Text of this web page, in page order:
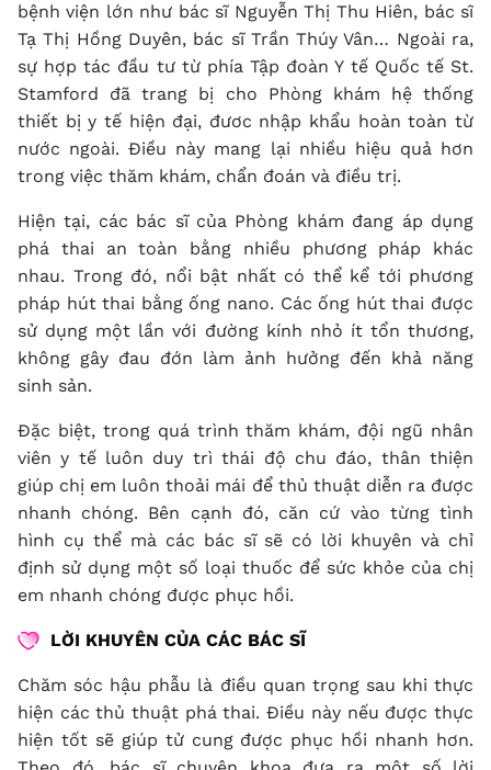
bệnh viện lớn như bác sĩ Nguyễn Thị Thu Hiên, bác sĩ
Tạ Thị Hồng Duyên, bác sĩ Trần Thúy Vân… Ngoài ra,
sự hợp tác đầu tư từ phía Tập đoàn Y tế Quốc tế St.
Stamford đã trang bị cho Phòng khám hệ thống
thiết bị y tế hiện đại, đươc nhập khẩu hoàn toàn từ
nước ngoài. Điều này mang lại nhiều hiệu quả hơn
trong việc thăm khám, chẩn đoán và điều trị.
Hiện tại, các bác sĩ của Phòng khám đang áp dụng
phá thai an toàn bằng nhiều phương pháp khác
nhau. Trong đó, nổi bật nhất có thể kể tới phương
pháp hút thai bằng ống nano. Các ống hút thai được
sử dụng một lần với đường kính nhỏ ít tổn thương,
không gây đau đớn làm ảnh hưởng đến khả năng
sinh sản.
Đặc biệt, trong quá trình thăm khám, đội ngũ nhân
viên y tế luôn duy trì thái độ chu đáo, thân thiện
giúp chị em luôn thoải mái để thủ thuật diễn ra được
nhanh chóng. Bên cạnh đó, căn cứ vào từng tình
hình cụ thể mà các bác sĩ sẽ có lời khuyên và chỉ
định sử dụng một số loại thuốc để sức khỏe của chị
em nhanh chóng được phục hồi.
LỜI KHUYÊN CỦA CÁC BÁC SĨ
Chăm sóc hậu phẫu là điều quan trọng sau khi thực
hiện các thủ thuật phá thai. Điều này nếu được thực
hiện tốt sẽ giúp tử cung được phục hồi nhanh hơn.